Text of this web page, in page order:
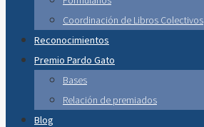
Coordinación de Libros Colectivos
Reconocimientos
Premio Pardo Gato
Bases
Relación de premiados
Blog